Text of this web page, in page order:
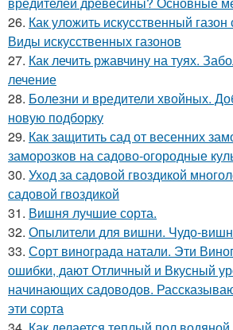
26. Как уложить искусственный
Виды искусственных газонов
27. Как лечить ржавчину на туях.
лечение
28. Болезни и вредители хвойных.
новую подборку
29. Как защитить сад от весенних
заморозков на садово-огородные
30. Уход за садовой гвоздикой
садовой гвоздикой
31. Вишня лучшие сорта.
32. Опылители для вишни. Чудо-
33. Сорт винограда натали. Эти
ошибки, дают Отличный и Вкусный
начинающих садоводов.
эти сорта